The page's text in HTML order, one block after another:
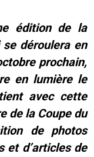
édition de la
déroulera en
prochain,
en lumière le
avec cette
de la Coupe du
de photos
et d’articles de